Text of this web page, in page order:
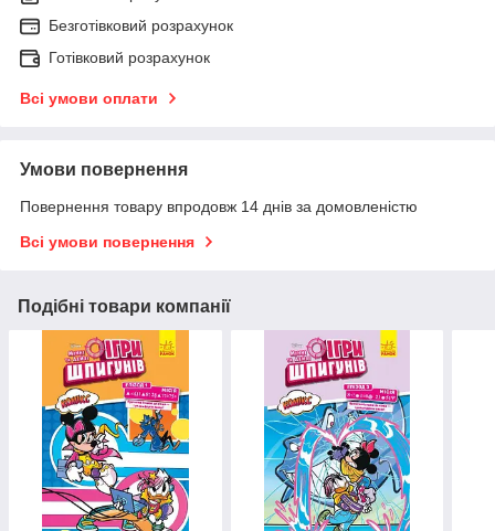
Безготівковий розрахунок
Готівковий розрахунок
Всі умови оплати
Умови повернення
Повернення товару впродовж 14 днів за домовленістю
Всі умови повернення
Подібні товари компанії